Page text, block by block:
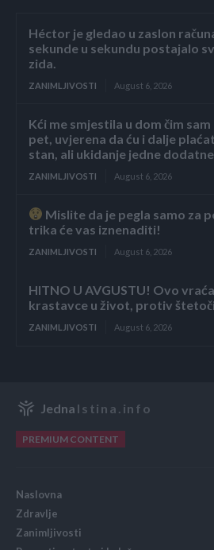
Héctor je gledao u zaslon
sekunde u sekundu postajalo
zida.
ZANIMLJIVOSTI August 6, 2026
Kći me smjestila u dom čim
pet, uvjerena da ću i dalje
stan, ali ukidanje jedne dodatne
ZANIMLJIVOSTI August 6, 2026
Mislite da je pegla samo za
trika će vas iznenaditi!
ZANIMLJIVOSTI August 6, 2026
HITNO U AVGUSTU! Ovo
krastavce u život, protiv
ZANIMLJIVOSTI August 6, 2026
Jedna Istina.info
PREMIUM CONTENT
Naslovna
Zdravlje
Zanimljivosti